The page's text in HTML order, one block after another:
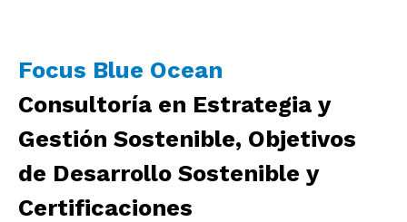
Focus Blue Ocean
Consultoría en Estrategia y
Gestión Sostenible, Objetivos
de Desarrollo Sostenible y
Certificaciones